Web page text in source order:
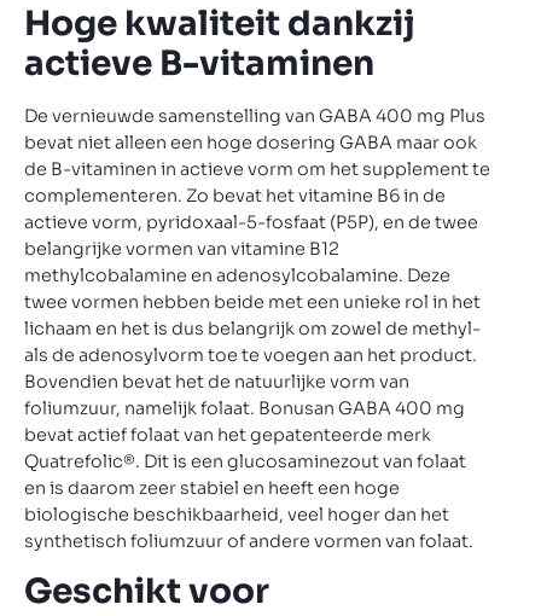
Hoge kwaliteit dankzij
actieve B-vitaminen
De vernieuwde samenstelling van GABA 400 mg Plus
bevat niet alleen een hoge dosering GABA maar ook
de B-vitaminen in actieve vorm om het supplement te
complementeren. Zo bevat het vitamine B6 in de
actieve vorm, pyridoxaal-5-fosfaat (P5P), en de twee
belangrijke vormen van vitamine B12
methylcobalamine en adenosylcobalamine. Deze
twee vormen hebben beide met een unieke rol in het
lichaam en het is dus belangrijk om zowel de methyl-
als de adenosylvorm toe te voegen aan het product.
Bovendien bevat het de natuurlijke vorm van
foliumzuur, namelijk folaat. Bonusan GABA 400 mg
bevat actief folaat van het gepatenteerde merk
Quatrefolic®. Dit is een glucosaminezout van folaat
en is daarom zeer stabiel en heeft een hoge
biologische beschikbaarheid, veel hoger dan het
synthetisch foliumzuur of andere vormen van folaat.
Geschikt voor